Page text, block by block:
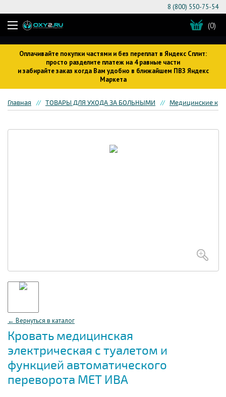
Оплачивайте покупки частями и без переплат в Яндекс Сплит:
просто разделите платеж на 4 равные части
и забирайте заказ когда Вам удобно в ближайшем ПВЗ Яндекс
Маркета
8 (800) 550-75-54
(0)
Главная ТОВАРЫ ДЛЯ УХОДА ЗА БОЛЬНЫМИ Медицинские
← Вернуться в каталог
Кровать медицинская
электрическая с туалетом и
функцией автоматического
переворота МЕТ ИВА